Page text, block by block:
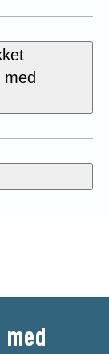
med